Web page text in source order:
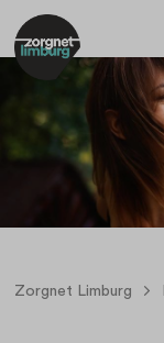
Zorgnet Limburg